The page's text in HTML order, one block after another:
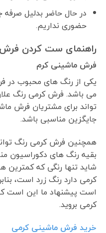
در حال حاضر بدلیل صرفه
حضوری نداریم.
راهنمای ست کردن
فرش ماشینی کرم
یکی از رنگ های محبوب
می باشد. فرش کرمی رنگ
تواند برای مشتریان فرش
جایگزین مناسبی باشد.
همچنین فرش کرمی رنگ
بقیه رنگ های دکوراسیون
شاید تنها رنگی که کمترین
کرمی دارد رنگ زرد است،
است پیشنهاد ما این است
کرمی بروید.
خرید فرش ماشینی کرمی